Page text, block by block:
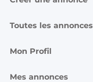
Toutes les annonces
Mon Profil
Mes annonces